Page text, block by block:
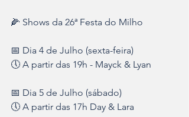
🌽 Shows da 26ª Festa do Milho
📅 Dia 4 de Julho (sexta-feira)
🕔 A partir das 19h - Mayck & Lyan
📅 Dia 5 de Julho (sábado)
🕔 A partir das 17h Day & Lara